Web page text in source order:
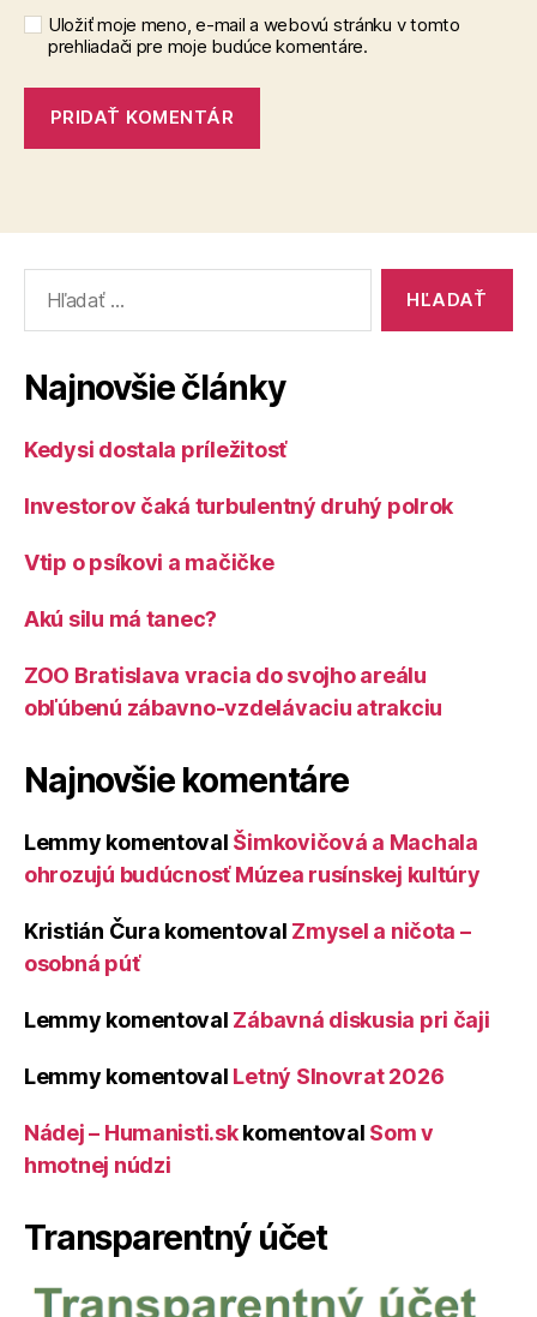
Uložiť moje meno, e-mail a webovú stránku v tomto
prehliadači pre moje budúce komentáre.
Najnovšie články
Kedysi dostala príležitosť
Investorov čaká turbulentný druhý polrok
Vtip o psíkovi a mačičke
Akú silu má tanec?
ZOO Bratislava vracia do svojho areálu
obľúbenú zábavno-vzdelávaciu atrakciu
Najnovšie komentáre
Lemmy komentoval Šimkovičová a Machala
ohrozujú budúcnosť Múzea rusínskej kultúry
Kristián Čura komentoval Zmysel a ničota –
osobná púť
Lemmy komentoval Zábavná diskusia pri čaji
Lemmy komentoval Letný Slnovrat 2026
Nádej – Humanisti.skkomentoval Som v
hmotnej núdzi
Transparentný účet